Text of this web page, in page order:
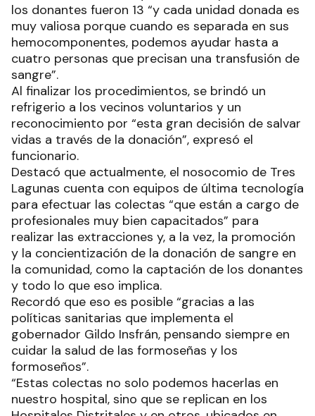
los donantes fueron 13 “y cada unidad donada es
muy valiosa porque cuando es separada en sus
hemocomponentes, podemos ayudar hasta a
cuatro personas que precisan una transfusión de
sangre”.
Al finalizar los procedimientos, se brindó un
refrigerio a los vecinos voluntarios y un
reconocimiento por “esta gran decisión de salvar
vidas a través de la donación”, expresó el
funcionario.
Destacó que actualmente, el nosocomio de Tres
Lagunas cuenta con equipos de última tecnología
para efectuar las colectas “que están a cargo de
profesionales muy bien capacitados” para
realizar las extracciones y, a la vez, la promoción
y la concientización de la donación de sangre en
la comunidad, como la captación de los donantes
y todo lo que eso implica.
Recordó que eso es posible “gracias a las
políticas sanitarias que implementa el
gobernador Gildo Insfrán, pensando siempre en
cuidar la salud de las formoseñas y los
formoseños”.
“Estas colectas no solo podemos hacerlas en
nuestro hospital, sino que se replican en los